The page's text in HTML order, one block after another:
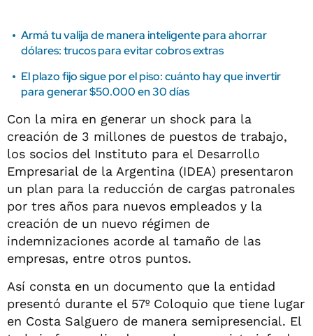
Armá tu valija de manera inteligente para ahorrar
dólares: trucos para evitar cobros extras
El plazo fijo sigue por el piso: cuánto hay que invertir
para generar $50.000 en 30 días
Con la mira en generar un shock para la
creación de 3 millones de puestos de trabajo,
los socios del Instituto para el Desarrollo
Empresarial de la Argentina (IDEA) presentaron
un plan para la reducción de cargas patronales
por tres años para nuevos empleados y la
creación de un nuevo régimen de
indemnizaciones acorde al tamaño de las
empresas, entre otros puntos.
Así consta en un documento que la entidad
presentó durante el 57º Coloquio que tiene lugar
en Costa Salguero de manera semipresencial. El